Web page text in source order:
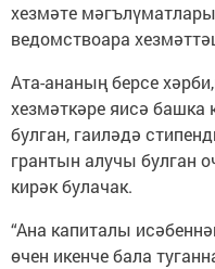
хезмәте
ведомствоара
Ата-ананың берсе
хезмәткәре яисә башка
булган, гаиләдә
грантын алучы булган
кирәк булачак.
“Ана капиталы
өчен икенче бала